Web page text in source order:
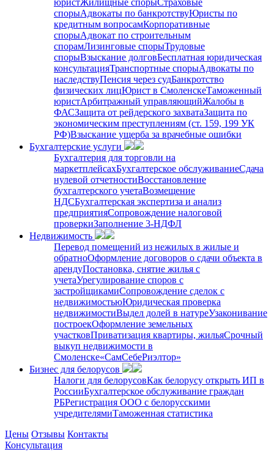
юристЖилищные спорыСтраховые
спорыАдвокаты по банкротствуЮристы по
кредитным вопросамКорпоративные
спорыАдвокат по строительным
спорамЛизинговые спорыТрудовые
спорыВзыскание долговБесплатная юридическая
консультацияТранспортные спорыАдвокаты по
наследствуПенсия через судБанкротство
физических лицЮрист в СмоленскеТаможенный
юристАрбитражный управляющийЖалобы в
ФАСЗащита от рейдерского захватаЗащита по
экономическим преступлениям (ст. 159, 199 УК
РФ)Взыскание ущерба за врачебные ошибки
Бухгалтерские услуги
Бухгалтерия для торговли на
маркетплейсахБухгалтерское обслуживаниеСдача
нулевой отчетностиВосстановление
бухгалтерского учетаВозмещение
НДСБухгалтерская экспертиза и анализ
предприятияСопровождение налоговой
проверкиЗаполнение 3-НДФЛ
Недвижимость
Перевод помещений из нежилых в жилые и
обратноОформление договоров о сдачи объекта в
арендуПостановка, снятие жилья с
учетаУрегулирование споров с
застройщикамиСопровождение сделок с
недвижимостьюЮридическая проверка
недвижимостиВыдел долей в натуреУзаконивание
построекОформление земельных
участковПриватизация квартиры, жильяСрочный
выкуп недвижимости в
Cмоленске«СамСебеРиэлтор»
Бизнес для белорусов
Налоги для белорусовКак белорусу открыть ИП в
РоссииБухгалтерское обслуживание граждан
РБРегистрация ООО с белорусскими
учредителямиТаможенная статистика
Цены Отзывы Контакты
Консультация